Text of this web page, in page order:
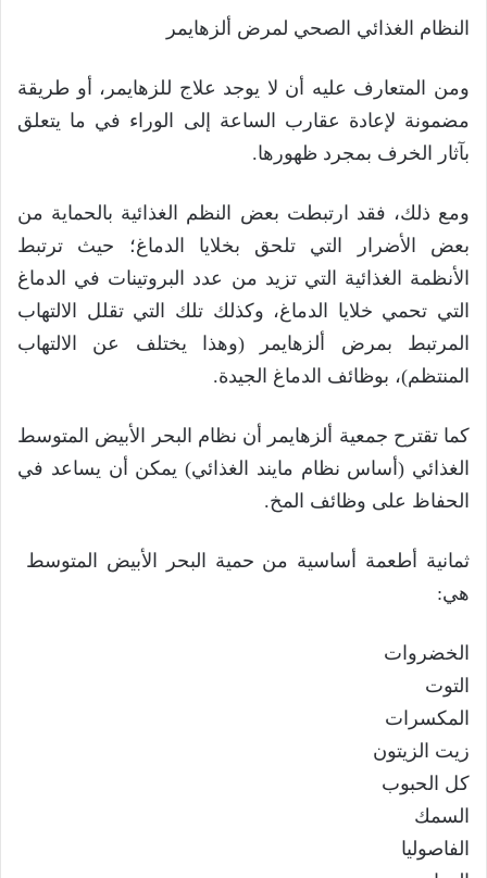
النظام الغذائي الصحي لمرض ألزهايمر
ومن المتعارف عليه أن لا يوجد علاج للزهايمر، أو طريقة
مضمونة لإعادة عقارب الساعة إلى الوراء في ما يتعلق
بآثار الخرف بمجرد ظهورها.
ومع ذلك، فقد ارتبطت بعض النظم الغذائية بالحماية من
بعض الأضرار التي تلحق بخلايا الدماغ؛ حيث ترتبط
الأنظمة الغذائية التي تزيد من عدد البروتينات في الدماغ
التي تحمي خلايا الدماغ، وكذلك تلك التي تقلل الالتهاب
المرتبط بمرض ألزهايمر (وهذا يختلف عن الالتهاب
المنتظم)، بوظائف الدماغ الجيدة.
كما تقترح جمعية ألزهايمر أن نظام البحر الأبيض المتوسط
​​الغذائي (أساس نظام مايند الغذائي) يمكن أن يساعد في
الحفاظ على وظائف المخ.
ثمانية أطعمة أساسية من حمية البحر الأبيض المتوسط ​​
هي:
الخضروات
التوت
المكسرات
زيت الزيتون
كل الحبوب
السمك
الفاصوليا